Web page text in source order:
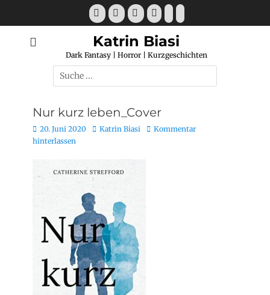
Katrin Biasi
Dark Fantasy | Horror | Kurzgeschichten
Nur kurz leben_Cover
20. Juni 2020 Katrin Biasi
Kommentar
hinterlassen